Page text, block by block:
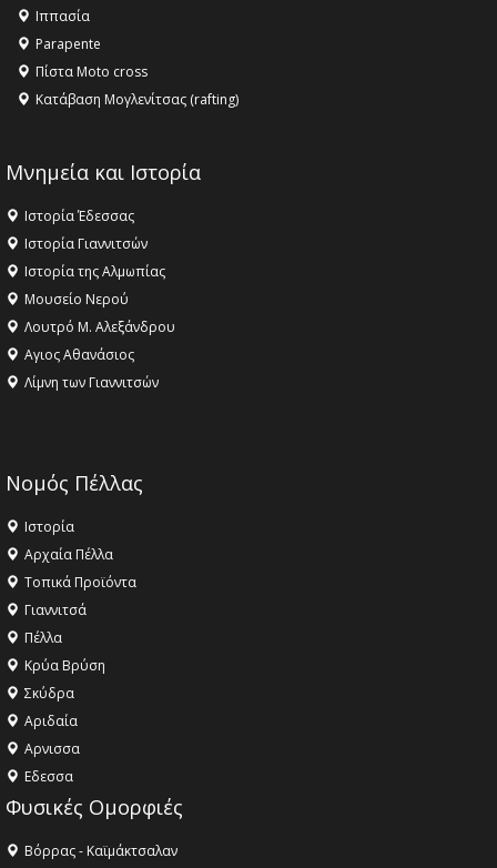
Ιππασία
Parapente
Πίστα Moto cross
Κατάβαση Μογλενίτσας (rafting)
Μνημεία και Ιστορία
Ιστορία Έδεσσας
Ιστορία Γιαννιτσών
Ιστορία της Αλμωπίας
Μουσείο Νερού
Λουτρό Μ. Αλεξάνδρου
Αγιος Αθανάσιος
Λίμνη των Γιαννιτσών
Νομός Πέλλας
Ιστορία
Αρχαία Πέλλα
Τοπικά Προϊόντα
Γιαννιτσά
Πέλλα
Κρύα Βρύση
Σκύδρα
Αριδαία
Aρνισσα
Eδεσσα
Φυσικές Ομορφιές
Βόρρας - Καϊμάκτσαλαν